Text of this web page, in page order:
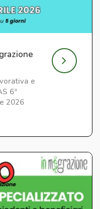
e
6ª
2026